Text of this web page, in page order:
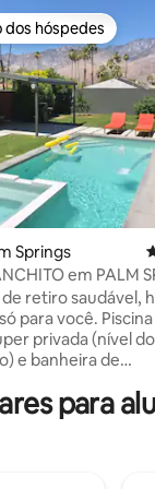
de 5, 155
dos hóspedes
dos hóspedes
Springs
em PALM
Holístico
de retiro saudável,
para você.
privada (nível
e banheira de
ervas frescas e
naturais
para